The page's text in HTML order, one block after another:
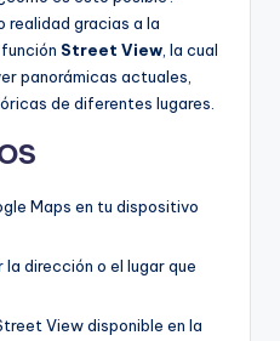
realidad gracias a la
Street View , la cual
panorámicas actuales,
de diferentes lugares.
Maps en tu dispositivo
la dirección o el lugar que
View disponible en la